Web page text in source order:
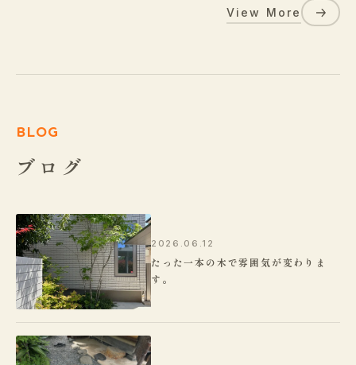
View More
BLOG
ブログ
2026.06.12
たった一本の木で雰囲気が変わりま
す。